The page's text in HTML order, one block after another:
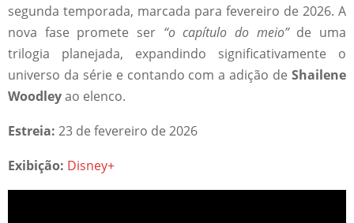
segunda temporada, marcada para fevereiro de 2026. A
nova fase promete ser “o capítulo do meio”de uma
trilogia planejada, expandindo significativamente o
universo da série e contando com a adição de Shailene
Woodleyao elenco.
Estreia: 23 de fevereiro de 2026
Exibição: Disney+